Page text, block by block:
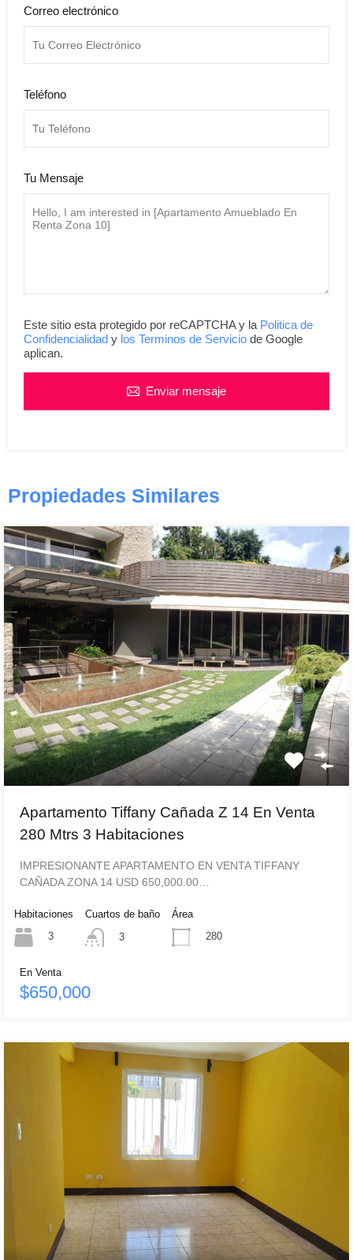
Correo electrónico
Teléfono
Tu Mensaje
Este sitio esta protegido por reCAPTCHA y la Politica de
Confidencialidad y los Terminos de Servicio de Google
aplican.
Enviar mensaje
Propiedades Similares
Apartamento Tiffany Cañada Z 14 En Venta
280 Mtrs 3 Habitaciones
IMPRESIONANTE APARTAMENTO EN VENTA TIFFANY
CAÑADA ZONA 14 USD 650,000.00…
Habitaciones
3
Cuartos de baño
3
Área
280
En Venta
$650,000